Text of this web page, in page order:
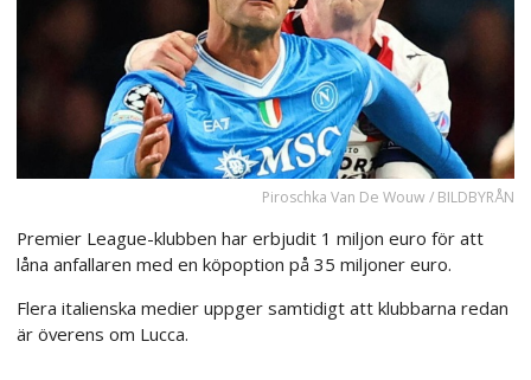
Piroschka Van De Wouw / BILDBYRÅN
Premier League-klubben har erbjudit 1 miljon euro för att
låna anfallaren med en köpoption på 35 miljoner euro.
Flera italienska medier uppger samtidigt att klubbarna redan
är överens om Lucca.